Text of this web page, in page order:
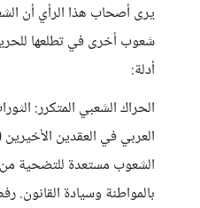
​يرى أصحاب هذا الرأي أن
شعوب أخرى في تطلعها
أدلة:
​الحراك الشعبي المتكرر:
الشعوب مستعدة للتضحية من
بالمواطنة وسيادة القانون.